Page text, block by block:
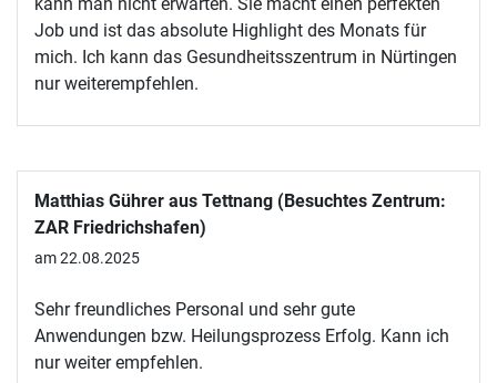
Job und ist das absolute Highlight des Monats für
mich. Ich kann das Gesundheitsszentrum in Nürtingen
nur weiterempfehlen.
Matthias Gührer aus Tettnang (Besuchtes Zentrum:
ZAR Friedrichshafen)
am 22.08.2025
Sehr freundliches Personal und sehr gute
Anwendungen bzw. Heilungsprozess Erfolg. Kann ich
nur weiter empfehlen.